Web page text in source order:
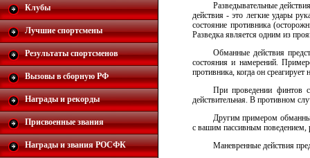
Клубы
Лучшие спортсмены
Результаты спортсменов
Вызовы в сборную РФ
Награды и рекорды
Присвоенные звания
Награды и звания РОСФК
Разведывательные
действия - это легкие удары
состояние противника
Разведка является одним из
Обманные действия
состояния и намерений.
противника, когда он
При проведении финтов
действительная. В противном
Другим примером
с вашим пассивным поведением,
Маневренные действия